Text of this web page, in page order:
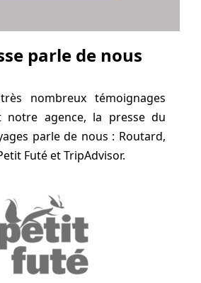
parle de nous
nombreux témoignages
notre agence, la presse du
parle de nous : Routard,
Futé et TripAdvisor.